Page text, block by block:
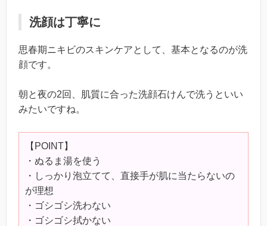
洗顔は丁寧に
思春期ニキビのスキンケアとして、基本となるのが洗
顔です。
朝と夜の2回、肌質に合った洗顔石けんで洗うといい
みたいですね。
【POINT】
・ぬるま湯を使う
・しっかり泡立てて、直接手が肌に当たらないの
が理想
・ゴシゴシ洗わない
・ゴシゴシ拭かない